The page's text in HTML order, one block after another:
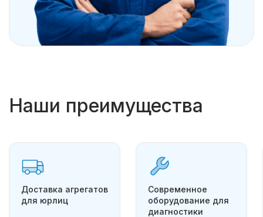
Наши преимущества
Доставка агрегатов
для юрлиц
Современное
оборудование для
диагностики